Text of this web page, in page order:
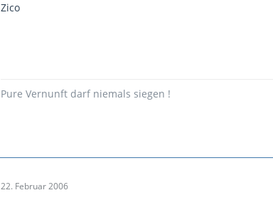
Zico
Pure Vernunft darf niemals siegen !
22. Februar 2006